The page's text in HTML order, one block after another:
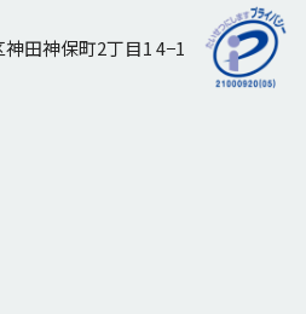
田神保町2丁目1 4−1